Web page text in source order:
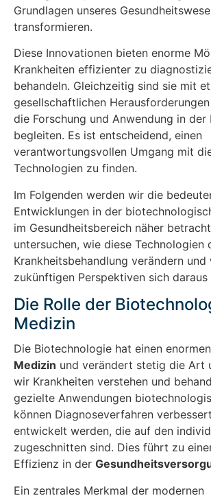
Grundlagen unseres
transformieren.
Diese Innovationen bieten enorme
Krankheiten effizienter zu
behandeln. Gleichzeitig sind sie mit
gesellschaftlichen
die Forschung und Anwendung in der
begleiten. Es ist entscheidend, einen
verantwortungsvollen Umgang mit
Technologien zu finden.
Im Folgenden werden wir die
Entwicklungen in der
im Gesundheitsbereich näher
untersuchen, wie diese Technologien
Krankheitsbehandlung verändern und
zukünftigen Perspektiven sich daraus
Die Rolle der
Medizin
Die Biotechnologie hat einen
Medizin und verändert stetig die Art
wir Krankheiten verstehen und
gezielte Anwendungen
können Diagnoseverfahren
entwickelt werden, die auf den
zugeschnitten sind. Dies führt zu
Effizienz in der
Ein zentrales Merkmal der modernen